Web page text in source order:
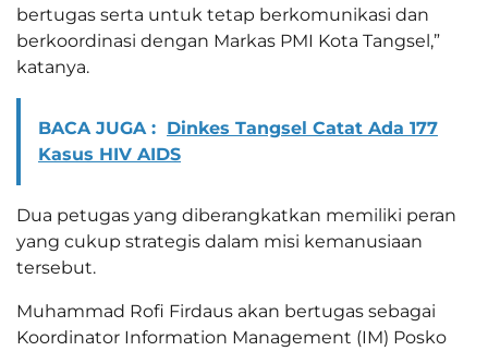
bertugas serta untuk tetap berkomunikasi dan
berkoordinasi dengan Markas PMI Kota Tangsel,”
katanya.
BACA JUGA : Dinkes Tangsel Catat Ada 177
Kasus HIV AIDS
Dua petugas yang diberangkatkan memiliki peran
yang cukup strategis dalam misi kemanusiaan
tersebut.
Muhammad Rofi Firdaus akan bertugas sebagai
Koordinator Information Management (IM) Posko